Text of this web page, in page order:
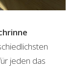
jeden das